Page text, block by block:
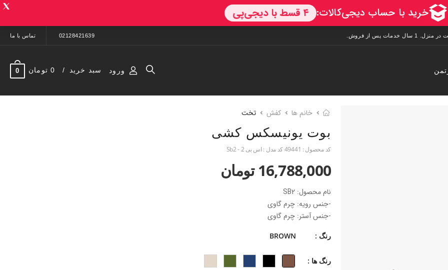
02128421639 تماس با ما
ورود سبد خرید 0 تومان 0
خانم ها کفش تخت
بوت یونیسکس کشی
کد محصول : 49441کد مدل : اس بی 2 - Sb2
16,788,000 تومان
نام محصول: SB2
-جنس رویه: چرم گاوی
-جنس آستر: چرم گاوی
-جنس پاشنه: بخشی از زیره
-ارتفاع پاشنه: ۳ سانتی‌متر
-ارتفاع ساق: ۱۷ سانتی متر
رنگ : BROWN
رنگ ها :